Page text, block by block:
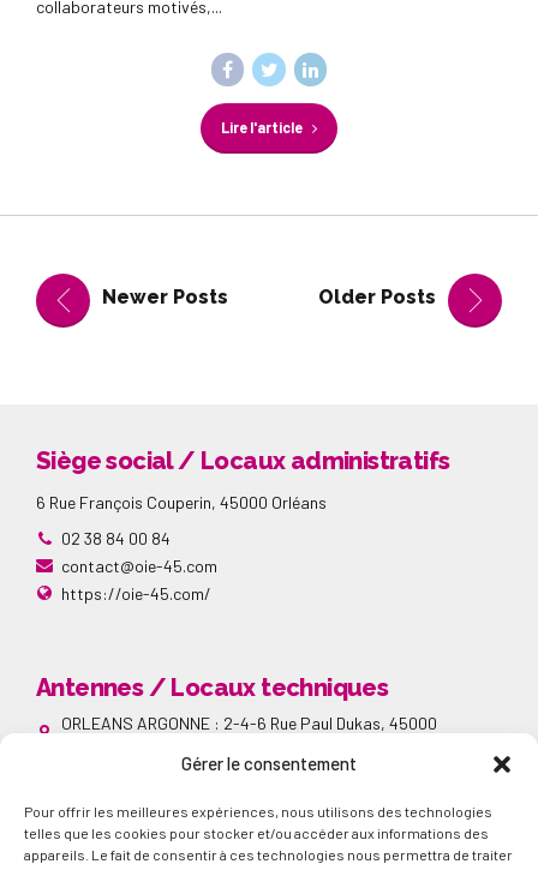
Gérer le consentement
Pour offrir les meilleures expériences, nous utilisons des technologies
telles que les cookies pour stocker et/ou accéder aux informations des
appareils. Le fait de consentir à ces technologies nous permettra de traiter
collaborateurs motivés,...
Lire l'article
Newer Posts Older Posts
Siège social / Locaux administratifs
6 Rue François Couperin, 45000 Orléans
02 38 84 00 84
contact@oie-45.com
https://oie-45.com/
Antennes / Locaux techniques
ORLEANS ARGONNE : 2-4-6 Rue Paul Dukas, 45000
SAINT JEAN DE BRAYE : 7-42 Avenue André Marie Ampère,
ORLEANS LA SOURCE : 24-26 Avenue de la Bolière, 45000
Orléans
Réseaux sociaux